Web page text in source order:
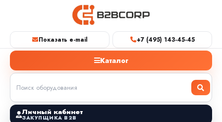
Показать e-mail +7 (495) 143-45-45
Каталог
Личный кабинет
ЗАКУПЩИКА B2B